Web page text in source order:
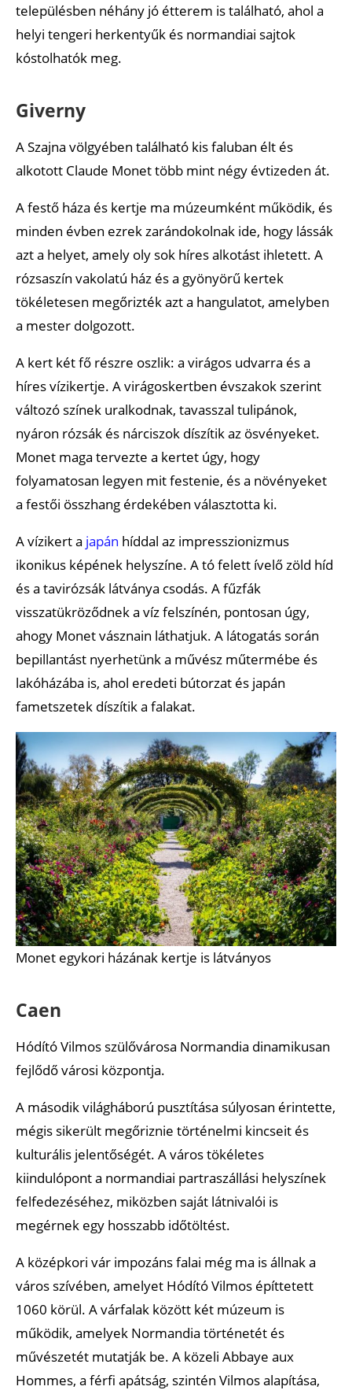
településben néhány jó étterem is található, ahol a
helyi tengeri herkentyűk és normandiai sajtok
kóstolhatók meg.
Giverny
A Szajna völgyében található kis faluban élt és
alkotott Claude Monet több mint négy évtizeden át.
A festő háza és kertje ma múzeumként működik, és
minden évben ezrek zarándokolnak ide, hogy lássák
azt a helyet, amely oly sok híres alkotást ihletett. A
rózsaszín vakolatú ház és a gyönyörű kertek
tökéletesen megőrizték azt a hangulatot, amelyben
a mester dolgozott.
A kert két fő részre oszlik: a virágos udvarra és a
híres vízikertje. A virágoskertben évszakok szerint
változó színek uralkodnak, tavasszal tulipánok,
nyáron rózsák és nárciszok díszítik az ösvényeket.
Monet maga tervezte a kertet úgy, hogy
folyamatosan legyen mit festenie, és a növényeket
a festői összhang érdekében választotta ki.
A vízikert a japán híddal az impresszionizmus
ikonikus képének helyszíne. A tó felett ívelő zöld híd
és a tavirózsák látványa csodás. A fűzfák
visszatükröződnek a víz felszínén, pontosan úgy,
ahogy Monet vásznain láthatjuk. A látogatás során
bepillantást nyerhetünk a művész műtermébe és
lakóházába is, ahol eredeti bútorzat és japán
fametszetek díszítik a falakat.
Monet egykori házának kertje is látványos
Caen
Hódító Vilmos szülővárosa Normandia dinamikusan
fejlődő városi központja.
A második világháború pusztítása súlyosan érintette,
mégis sikerült megőriznie történelmi kincseit és
kulturális jelentőségét. A város tökéletes
kiindulópont a normandiai partraszállási helyszínek
felfedezéséhez, miközben saját látnivalói is
megérnek egy hosszabb időtöltést.
A középkori vár impozáns falai még ma is állnak a
város szívében, amelyet Hódító Vilmos építtetett
1060 körül. A várfalak között két múzeum is
működik, amelyek Normandia történetét és
művészetét mutatják be. A közeli Abbaye aux
Hommes, a férfi apátság, szintén Vilmos alapítása,